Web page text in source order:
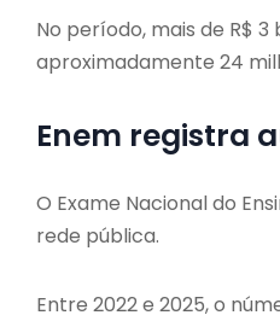
No período, mais de R$
aproximadamente 24
Enem registra
O Exame Nacional do
rede pública.
Entre 2022 e 2025, o